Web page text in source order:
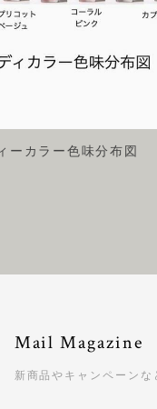
ーカラー色味分布図
Mail Magazine
新商品やキャンペーンな